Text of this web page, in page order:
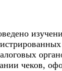
чеков,